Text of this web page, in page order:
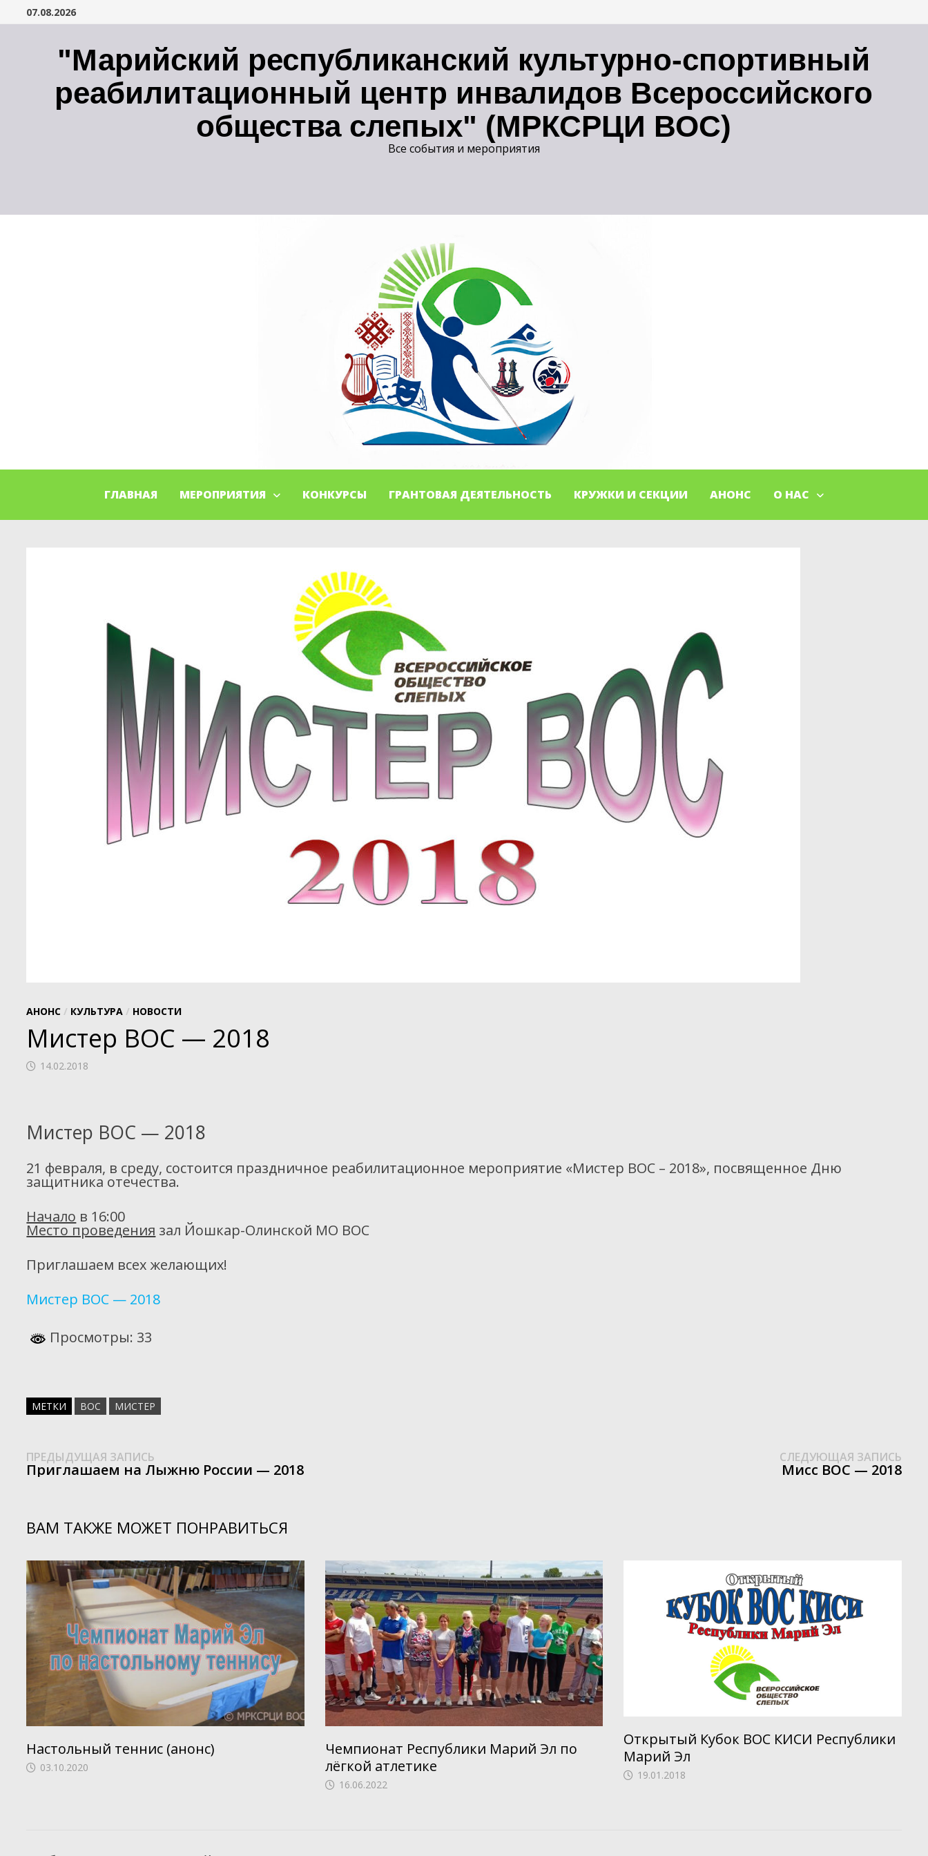
Перейти
к 07.08.2026
"Марийский республиканский культурно-спортивный
реабилитационный центр инвалидов Всероссийского
общества слепых" (МРКСРЦИ ВОС)
Все события и мероприятия
ГЛАВНАЯ МЕРОПРИЯТИЯ КОНКУРСЫ ГРАНТОВАЯ ДЕЯТЕЛЬНОСТЬ КРУЖКИ И СЕКЦИИ АНОНС О НАС
АНОНС / КУЛЬТУРА / НОВОСТИ
Мистер ВОС — 2018
14.02.2018
Мистер ВОС — 2018
21 февраля, в среду, состоится праздничное реабилитационное мероприятие «Мистер ВОС – 2018», посвященное Дню
защитника отечества.
Начало в 16:00
Место проведения зал Йошкар-Олинской МО ВОС
Приглашаем всех желающих!
Мистер ВОС — 2018
Просмотры: 33
МЕТКИ ВОС МИСТЕР
Навигация
ПРЕДЫДУЩАЯ ЗАПИСЬ
запись:
Приглашаем на Лыжню России — 2018
СЛЕДУЮЩАЯ ЗАПИСЬ
Мисс ВОС — 2018
ВАМ ТАКЖЕ МОЖЕТ ПОНРАВИТЬСЯ
Настольный теннис (анонс)
03.10.2020
Чемпионат Республики Марий Эл по
лёгкой атлетике
16.06.2022
Открытый Кубок ВОС КИСИ Республики
Марий Эл
19.01.2018